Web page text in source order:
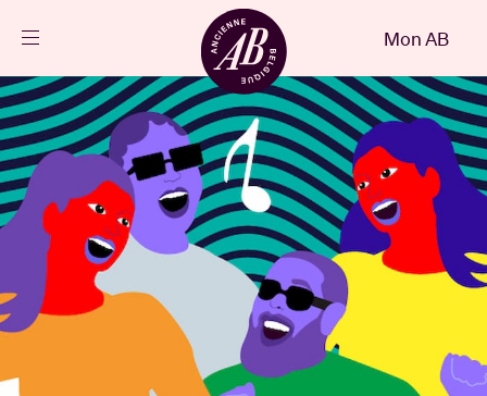
FR
Agenda
Projets
Actualités
Infos visiteurs
Mon AB